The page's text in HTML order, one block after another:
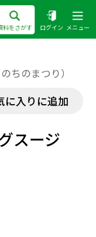
料をさがす ログイン メニュー
ちのまつり）
に入りに追加
スージ